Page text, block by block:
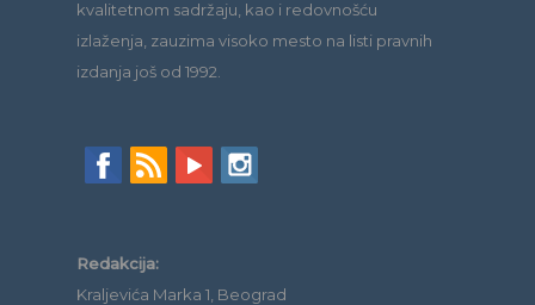
kvalitetnom sadržaju, kao i redovnošću
izlaženja, zauzima visoko mesto na listi pravnih
izdanja još od 1992.
Redakcija:
Kraljevića Marka 1, Beograd